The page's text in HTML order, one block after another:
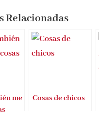
Relacionadas
me
Cosas de chicos